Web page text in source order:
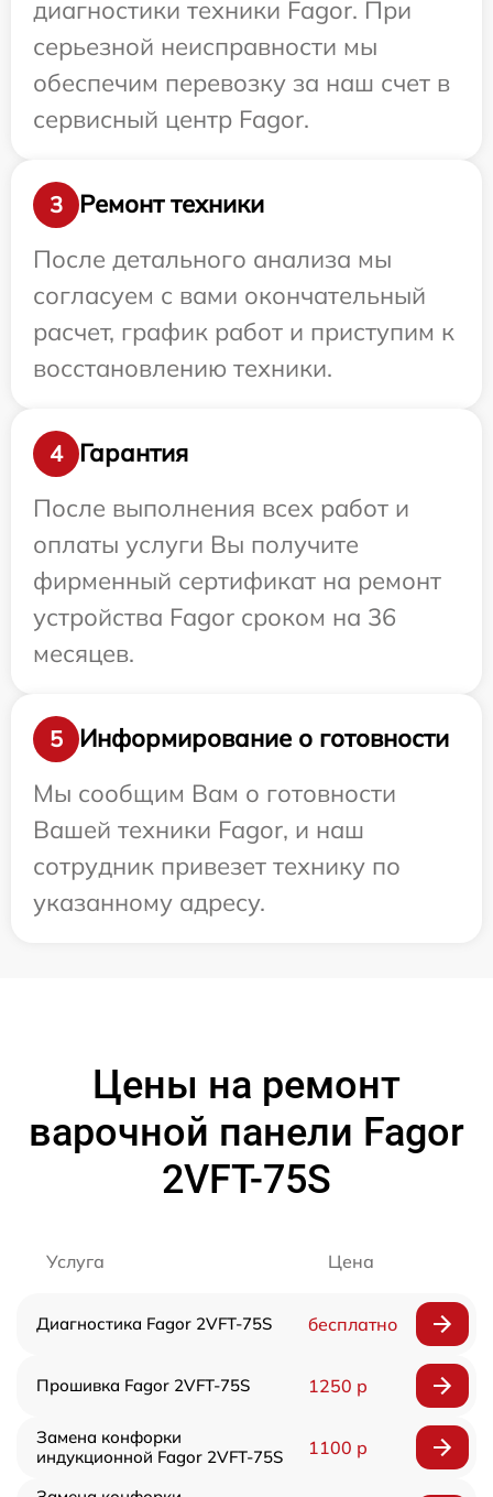
диагностики техники Fagor. При
серьезной неисправности мы
обеспечим перевозку за наш счет в
сервисный центр Fagor.
3
Ремонт техники
После детального анализа мы
согласуем с вами окончательный
расчет, график работ и приступим к
восстановлению техники.
4
Гарантия
После выполнения всех работ и
оплаты услуги Вы получите
фирменный сертификат на ремонт
устройства Fagor сроком на 36
месяцев.
5
Информирование о готовности
Мы сообщим Вам о готовности
Вашей техники Fagor, и наш
сотрудник привезет технику по
указанному адресу.
Цены на ремонт
варочной панели Fagor
2VFT-75S
Услуга Цена
Диагностика Fagor 2VFT-75S бесплатно
Прошивка Fagor 2VFT-75S 1250 р
Замена конфорки
индукционной Fagor 2VFT-75S
1100 р